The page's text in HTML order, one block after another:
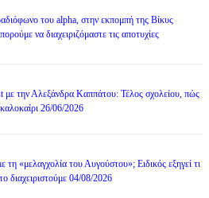
του alpha, στην εκπομπή της Βίκυς
να διαχειριζόμαστε τις αποτυχίες
με την Αλεξάνδρα Καππάτου: Τέλος σχολείου, πώς
26/06/2026
τη «μελαγχολία του Αυγούστου»; Ειδικός εξηγεί τι
διαχειριστούμε 04/08/2026